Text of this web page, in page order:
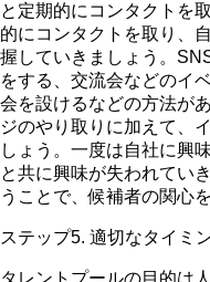
と定期的にコンタクトを
的にコンタクトを取り、
握していきましょう。
をする、交流会などのイ
会を設けるなどの方法が
ジのやり取りに加えて、
しょう。一度は自社に興
と共に興味が失われてい
うことで、候補者の関心
ステップ5. 適切なタイミ
タレントプールの目的は